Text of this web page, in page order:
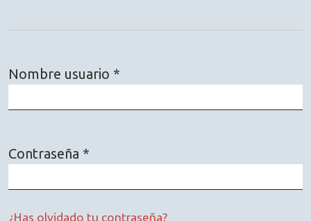
Nombre usuario *
Contraseña *
¿Has olvidado tu contraseña?